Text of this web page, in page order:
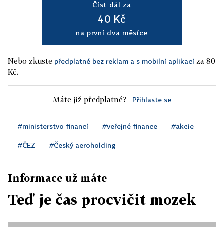
Číst dál za
40 Kč
na první dva měsíce
Nebo zkuste předplatné bez reklam a s mobilní aplikací za 80
Kč.
Máte již předplatné? Přihlaste se
#ministerstvo financí #veřejné finance #akcie
#ČEZ #Český aeroholding
Informace už máte
Teď je čas procvičit mozek